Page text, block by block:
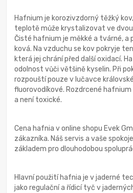
Hafnium je korozivzdorný těžký
teplotě může krystalizovat ve
Čisté hafnium je měkké a tvárné, a
ková. Na vzduchu se kov pokryje
která jej chrání před další oxidací.
odolnost vůči většině kyselin. Při
rozpouští pouze v lučavce
fluorovodíkové. Rozdrcené
a není toxické.
Cena hafnia v online shopu Evek
zákazníka. Náš servis a vaše
základem pro dlouhodobou
Hlavní použití hafnia je v jaderné
jako regulační a řídicí tyč v